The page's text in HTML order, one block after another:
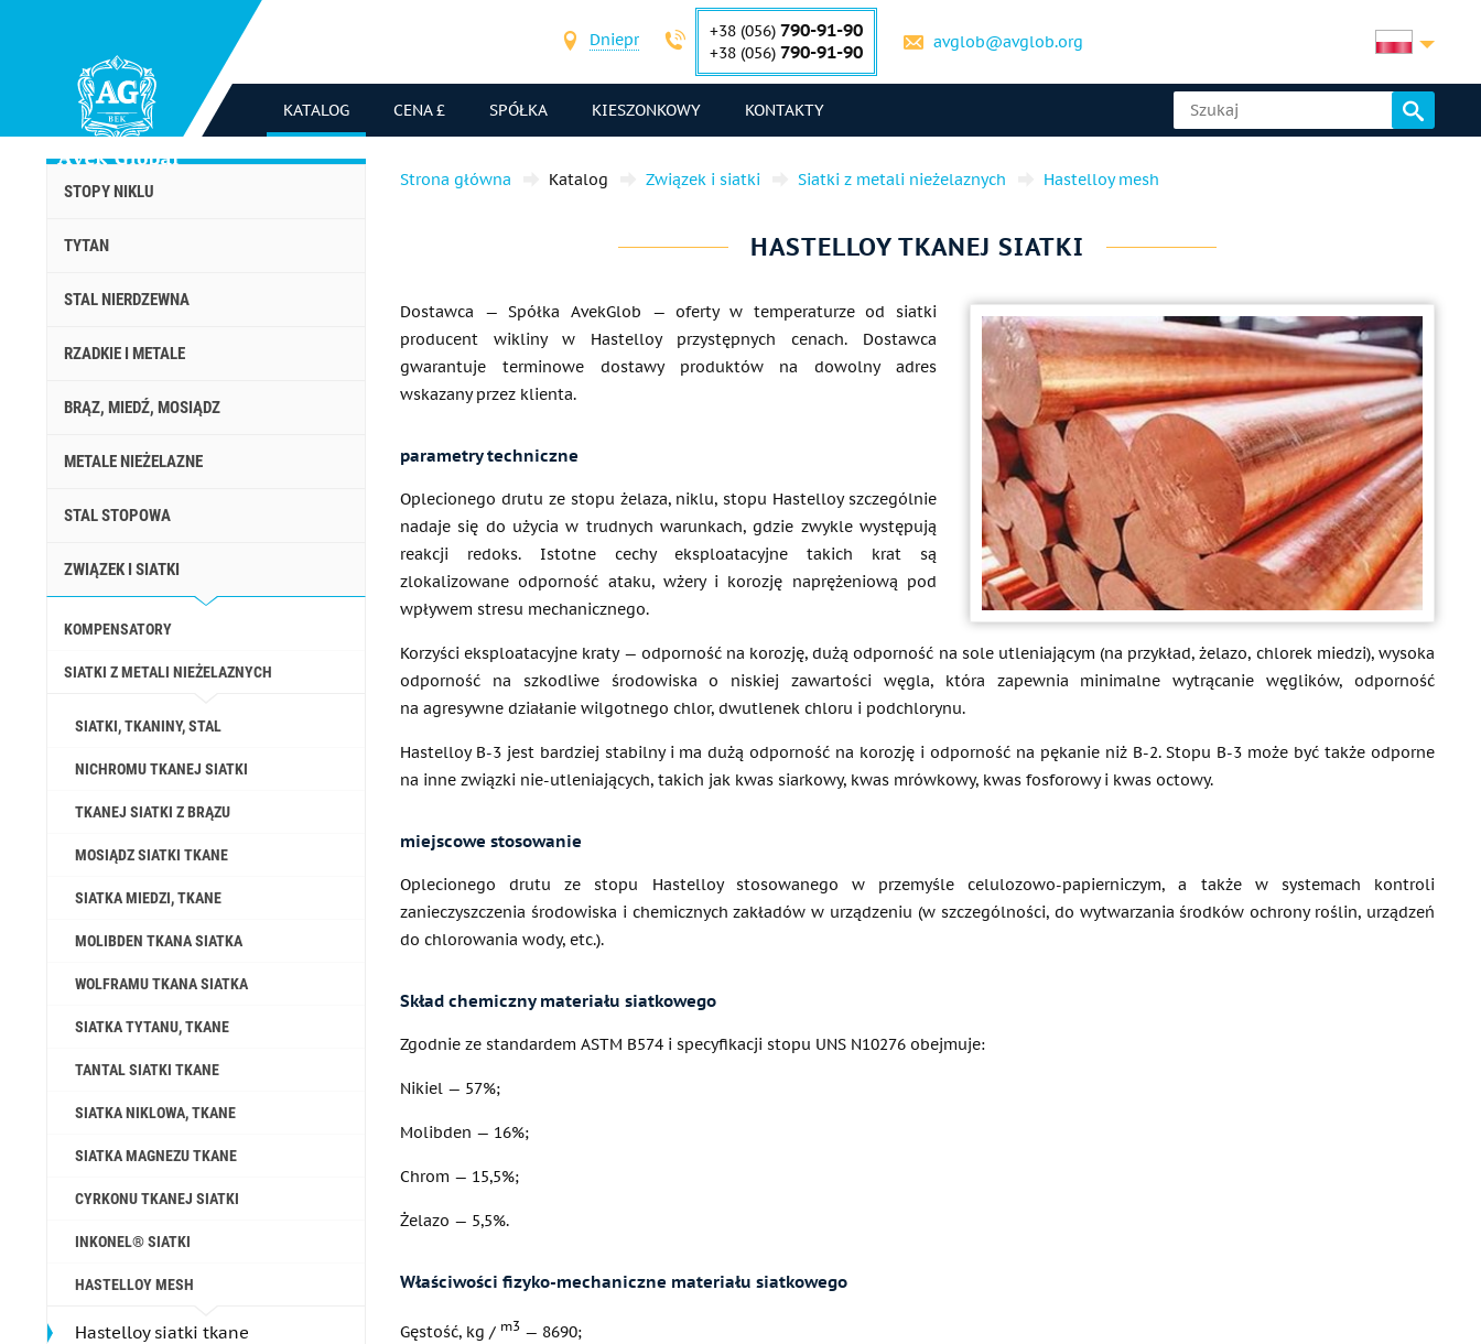
Dniepr +38 (056) 790-91-90
+38 (056) 790-91-90 avglob@avglob.org
KATALOG CENA £ SPÓŁKA KIESZONKOWY KONTAKTY
STOPY NIKLU
TYTAN
STAL NIERDZEWNA
RZADKIE I METALE
BRĄZ, MIEDŹ, MOSIĄDZ
METALE NIEŻELAZNE
STAL STOPOWA
ZWIĄZEK I SIATKI
KOMPENSATORY
SIATKI Z METALI NIEŻELAZNYCH
SIATKI, TKANINY, STAL
NICHROMU TKANEJ SIATKI
TKANEJ SIATKI Z BRĄZU
MOSIĄDZ SIATKI TKANE
SIATKA MIEDZI, TKANE
MOLIBDEN TKANA SIATKA
WOLFRAMU TKANA SIATKA
SIATKA TYTANU, TKANE
TANTAL SIATKI TKANE
SIATKA NIKLOWA, TKANE
SIATKA MAGNEZU TKANE
CYRKONU TKANEJ SIATKI
INKONEL® SIATKI
HASTELLOY MESH
Hastelloy siatki tkane
Strona główna Katalog Związek i siatki Siatki z metali nieżelaznych Hastelloy mesh
HASTELLOY TKANEJ SIATKI
Dostawca — Spółka AvekGlob — oferty w temperaturze od siatki
producent wikliny w Hastelloy przystępnych cenach. Dostawca
gwarantuje terminowe dostawy produktów na dowolny adres
wskazany przez klienta.
parametry techniczne
Oplecionego drutu ze stopu żelaza, niklu, stopu Hastelloy szczególnie
nadaje się do użycia w trudnych warunkach, gdzie zwykle występują
reakcji redoks. Istotne cechy eksploatacyjne takich krat są
zlokalizowane odporność ataku, wżery i korozję naprężeniową pod
wpływem stresu mechanicznego.
Korzyści eksploatacyjne kraty — odporność na korozję, dużą odporność na sole utleniającym (na przykład, żelazo, chlorek miedzi), wysoka
odporność na szkodliwe środowiska o niskiej zawartości węgla, która zapewnia minimalne wytrącanie węglików, odporność
na agresywne działanie wilgotnego chlor, dwutlenek chloru i podchlorynu.
Hastelloy B-3 jest bardziej stabilny i ma dużą odporność na korozję i odporność na pękanie niż B-2. Stopu B-3 może być także odporne
na inne związki nie-utleniających, takich jak kwas siarkowy, kwas mrówkowy, kwas fosforowy i kwas octowy.
miejscowe stosowanie
Oplecionego drutu ze stopu Hastelloy stosowanego w przemyśle celulozowo-papierniczym, a także w systemach kontroli
zanieczyszczenia środowiska i chemicznych zakładów w urządzeniu (w szczególności, do wytwarzania środków ochrony roślin, urządzeń
do chlorowania wody, etc.).
Skład chemiczny materiału siatkowego
Zgodnie ze standardem ASTM B574 i specyfikacji stopu UNS N10276 obejmuje:
Nikiel — 57%;
Molibden — 16%;
Chrom — 15,5%;
Żelazo — 5,5%.
Właściwości fizyko-mechaniczne materiału siatkowego
Gęstość, kg / m3 — 8690;